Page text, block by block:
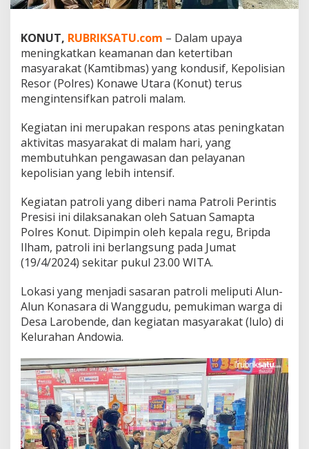
l
y
a
h
,
P
o
e
s
K
o
t
I
n
t
n
i
f
k
a
n
P
a
t
r
o
l
i
M
KONUT, RUBRIKSATU.com – Dalam upaya
meningkatkan keamanan dan ketertiban
masyarakat (Kamtibmas) yang kondusif, Kepolisian
Resor (Polres) Konawe Utara (Konut) terus
mengintensifkan patroli malam.
Kegiatan ini merupakan respons atas peningkatan
aktivitas masyarakat di malam hari, yang
membutuhkan pengawasan dan pelayanan
kepolisian yang lebih intensif.
Kegiatan patroli yang diberi nama Patroli Perintis
Presisi ini dilaksanakan oleh Satuan Samapta
Polres Konut. Dipimpin oleh kepala regu, Bripda
Ilham, patroli ini berlangsung pada Jumat
(19/4/2024) sekitar pukul 23.00 WITA.
Lokasi yang menjadi sasaran patroli meliputi Alun-
Alun Konasara di Wanggudu, pemukiman warga di
Desa Larobende, dan kegiatan masyarakat (lulo) di
Kelurahan Andowia.